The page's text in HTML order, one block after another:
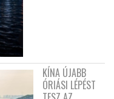
KÍNA ÚJABB
ÓRIÁSI LÉPÉST